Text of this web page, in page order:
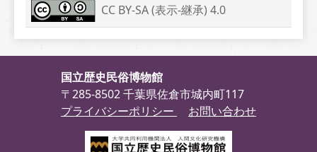
CC BY-SA (表示-継承) 4.0
国立歴史民俗博物館
〒285-8502 千葉県佐倉市城内町117
プライバシーポリシー
お問い合わせ